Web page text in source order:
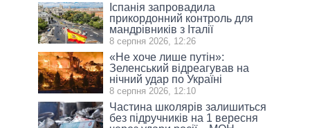
Іспанія запровадила
прикордонний контроль для
мандрівників з Італії
8 серпня 2026, 12:26
«Не хоче лише путін»:
Зеленський відреагував на
нічний удар по Україні
8 серпня 2026, 12:10
Частина школярів залишиться
без підручників на 1 вересня